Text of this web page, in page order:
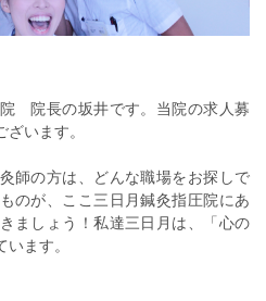
院長の坂井です。当院の求人募
います。
師の方は、どんな職場をお探しで
のが、ここ三日月鍼灸指圧院にあ
ましょう！私達三日月は、「心の
ます。